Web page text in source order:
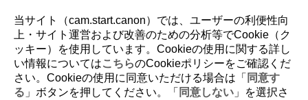
D090-075
自分の好みに露出を補正する
当サイト（cam.start.canon）では、ユーザーの利便性向
上・サイト運営および改善のための分析等でCookie（ク
ッキー）を使用しています。Cookieの使用に関する詳し
い情報についてはこちらのCookieポリシーをご確認くだ
さい。Cookieの使用に同意いただける場合は「 同意す
る 」ボタンを押してください。「 同意しない 」を選択さ